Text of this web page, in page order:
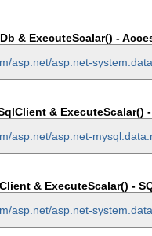
& ExecuteScalar() -
asp.net/asp.net-
& ExecuteScalar()
asp.net/asp.net-
& ExecuteScalar() -
asp.net/asp.net-